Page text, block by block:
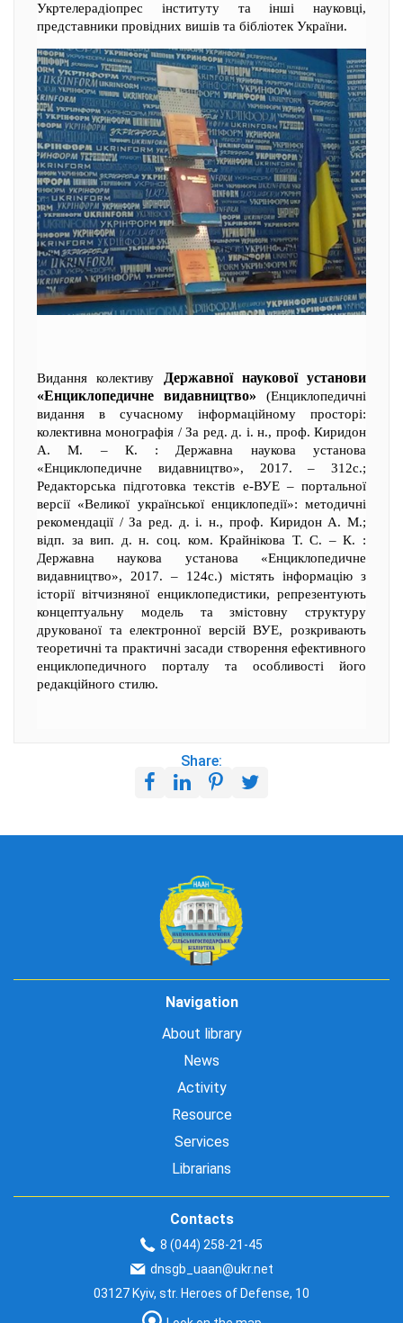
Укртелерадіопрес інституту та інші науковці,
представники провідних вишів та бібліотек України.
Видання колективу
Державної наукової установи
«Енциклопедичне видавництво» (Енциклопедичні
видання в сучасному інформаційному просторі:
колективна монографія / За ред. д. і. н., проф. Киридон
А. М. – К. : Державна наукова установа
«Енциклопедичне видавництво», 2017. – 312с.;
Редакторська підготовка текстів е-ВУЕ – портальної
версії «Великої української енциклопедії»: методичні
рекомендації / За ред. д. і. н., проф. Киридон А. М.;
відп. за вип. д. н. соц. ком. Крайнікова Т. С. – К. :
Державна наукова установа «Енциклопедичне
видавництво», 2017. – 124с.) містять інформацію з
історії вітчизняної енциклопедистики, репрезентують
концептуальну модель та змістовну структуру
друкованої та електронної версій ВУЕ, розкривають
теоретичні та практичні засади створення ефективного
енциклопедичного порталу та особливості його
редакційного стилю.
Share:
Navigation
About library
News
Activity
Resource
Services
Librarians
Contacts
8 (044) 258-21-45
dnsgb_uaan@ukr.net
03127 Kyiv, str. Heroes of Defense, 10